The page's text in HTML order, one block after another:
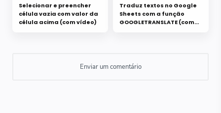
Selecionar e preencher
célula vazia com valor da
célula acima (com vídeo)
Traduz textos no Google
Sheets com a função
GOOGLETRANSLATE (com